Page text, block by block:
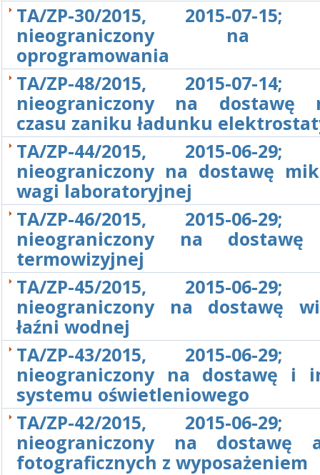
TA/ZP-30/2015, 2015-07-15;
nieograniczony na
oprogramowania
TA/ZP-48/2015, 2015-07-14;
nieograniczony na dostawę
czasu zaniku ładunku
TA/ZP-44/2015, 2015-06-29;
nieograniczony na dostawę
wagi laboratoryjnej
TA/ZP-46/2015, 2015-06-29;
nieograniczony na dostawę
termowizyjnej
TA/ZP-45/2015, 2015-06-29;
nieograniczony na dostawę
łaźni wodnej
TA/ZP-43/2015, 2015-06-29;
nieograniczony na dostawę i
systemu oświetleniowego
TA/ZP-42/2015, 2015-06-29;
nieograniczony na dostawę
fotograficznych z wyposażeniem